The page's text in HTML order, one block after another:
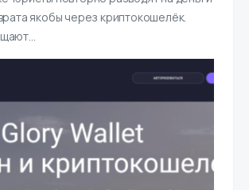
якобы через криптокошелёк.